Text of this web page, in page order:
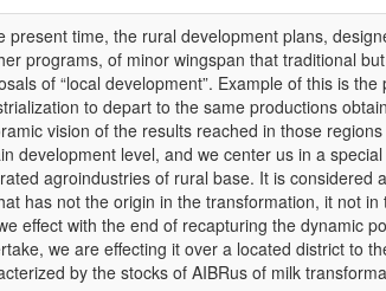
present time, the rural development plans,
programs, of minor wingspan that traditional
of “local development”. Example of this is
to depart to the same productions
vision of the results reached in those
development level, and we center us in a
agroindustries of rural base. It is considered
has not the origin in the transformation, it not
effect with the end of recapturing the dynamic
we are effecting it over a located district to
by the stocks of AIBRus of milk